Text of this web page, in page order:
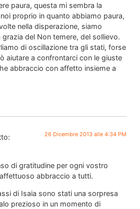
paura, questa mi sembra la
proprio in quanto abbiamo paura,
nella disperazione, siamo
del Non temere, del sollievo.
di oscillazione tra gli stati, forse
aiutare a confrontarci con le giuste
abbraccio con affetto insieme a
26 Dicembre 2013 alle 4:34 PM
di gratitudine per ogni vostro
abbraccio a tutti.
di Isaia sono stati una sorpresa
prezioso in un momento di